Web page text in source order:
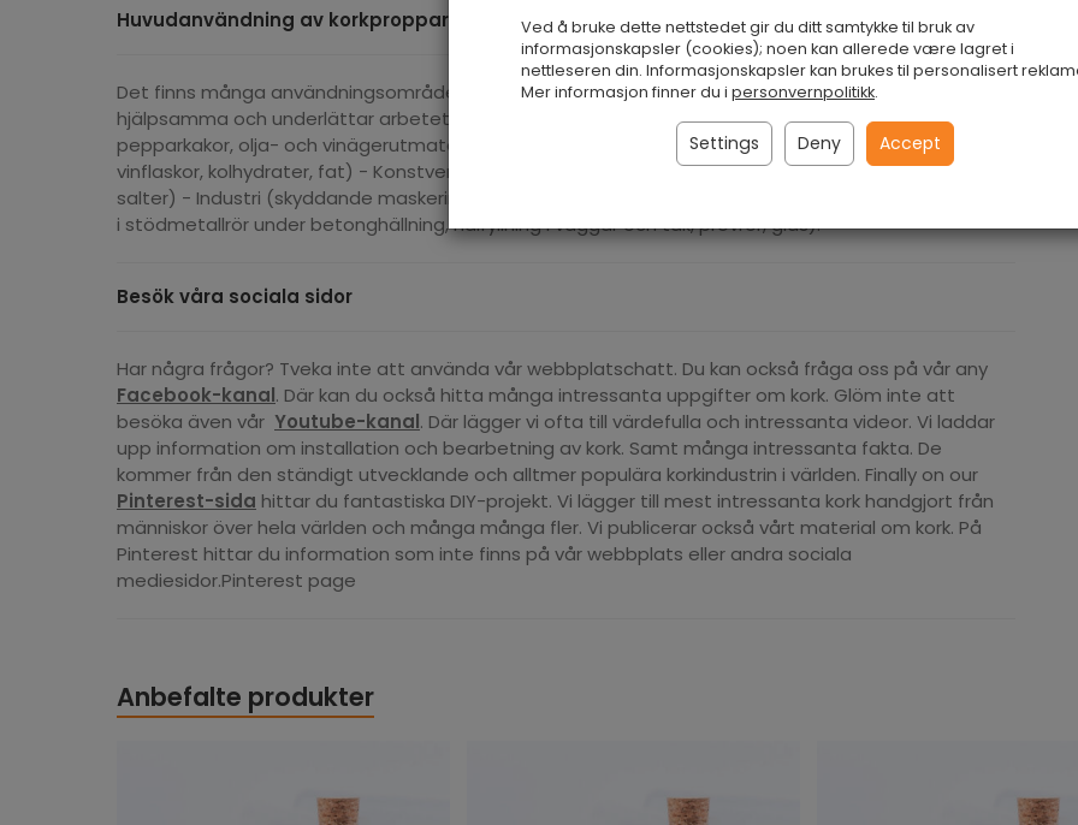
Huvudanvändning av korkproppar
Det finns många användningsområden för flaskproppar. I många branscher är korkproppar mycket
hjälpsamma och underlättar arbetet. Oftast kan korkkappar användas i: - Kök (salt- och
pepparkakor, olja- och vinägerutmatare, kryddburkar och -rör, utbytesproppar, proppar för
vinflaskor, kolhydrater, fat) - Konstverk (konsthantverk, keramik) - Badrum (ljusburkar, badoljor och
salter) - Industri (skyddande maskeringspluggar under målning, plätering och sprutning, ändproppar
i stödmetallrör under betonghällning, hålfyllning i väggar och tak, provrör, glas).
Besök våra sociala sidor
Har några frågor? Tveka inte att använda vår webbplatschatt. Du kan också fråga oss på vår any
Facebook-kanal. Där kan du också hitta många intressanta uppgifter om kork. Glöm inte att
besöka även vår Youtube-kanal. Där lägger vi ofta till värdefulla och intressanta videor. Vi laddar
upp information om installation och bearbetning av kork. Samt många intressanta fakta. De
kommer från den ständigt utvecklande och alltmer populära korkindustrin i världen. Finally on our
Pinterest-sida hittar du fantastiska DIY-projekt. Vi lägger till mest intressanta kork handgjort från
människor över hela världen och många många fler. Vi publicerar också vårt material om kork. På
Pinterest hittar du information som inte finns på vår webbplats eller andra sociala
mediesidor.Pinterest page
Anbefalte produkter
Ved å bruke dette nettstedet gir du ditt samtykke til bruk av
informasjonskapsler (cookies); noen kan allerede være lagret i
nettleseren din. Informasjonskapsler kan brukes til personalisert
Mer informasjon finner du i personvernpolitikk.
Settings Deny Accept